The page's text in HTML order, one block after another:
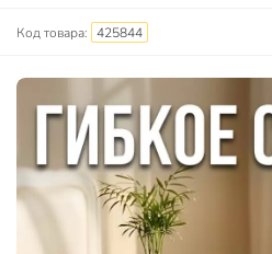
Код товара: 425844